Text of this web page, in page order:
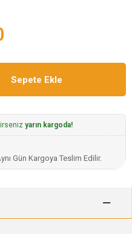
yarın kargoda!
Gün Kargoya Teslim Edilir.